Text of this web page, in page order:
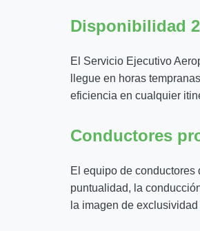
Disponibilidad
El Servicio Ejecutivo
llegue en horas
eficiencia en cualquier
Conductores
El equipo de
puntualidad, la
la imagen de